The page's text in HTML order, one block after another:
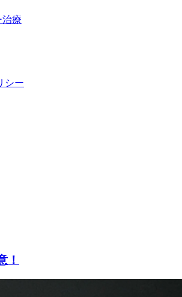
療
シー
！